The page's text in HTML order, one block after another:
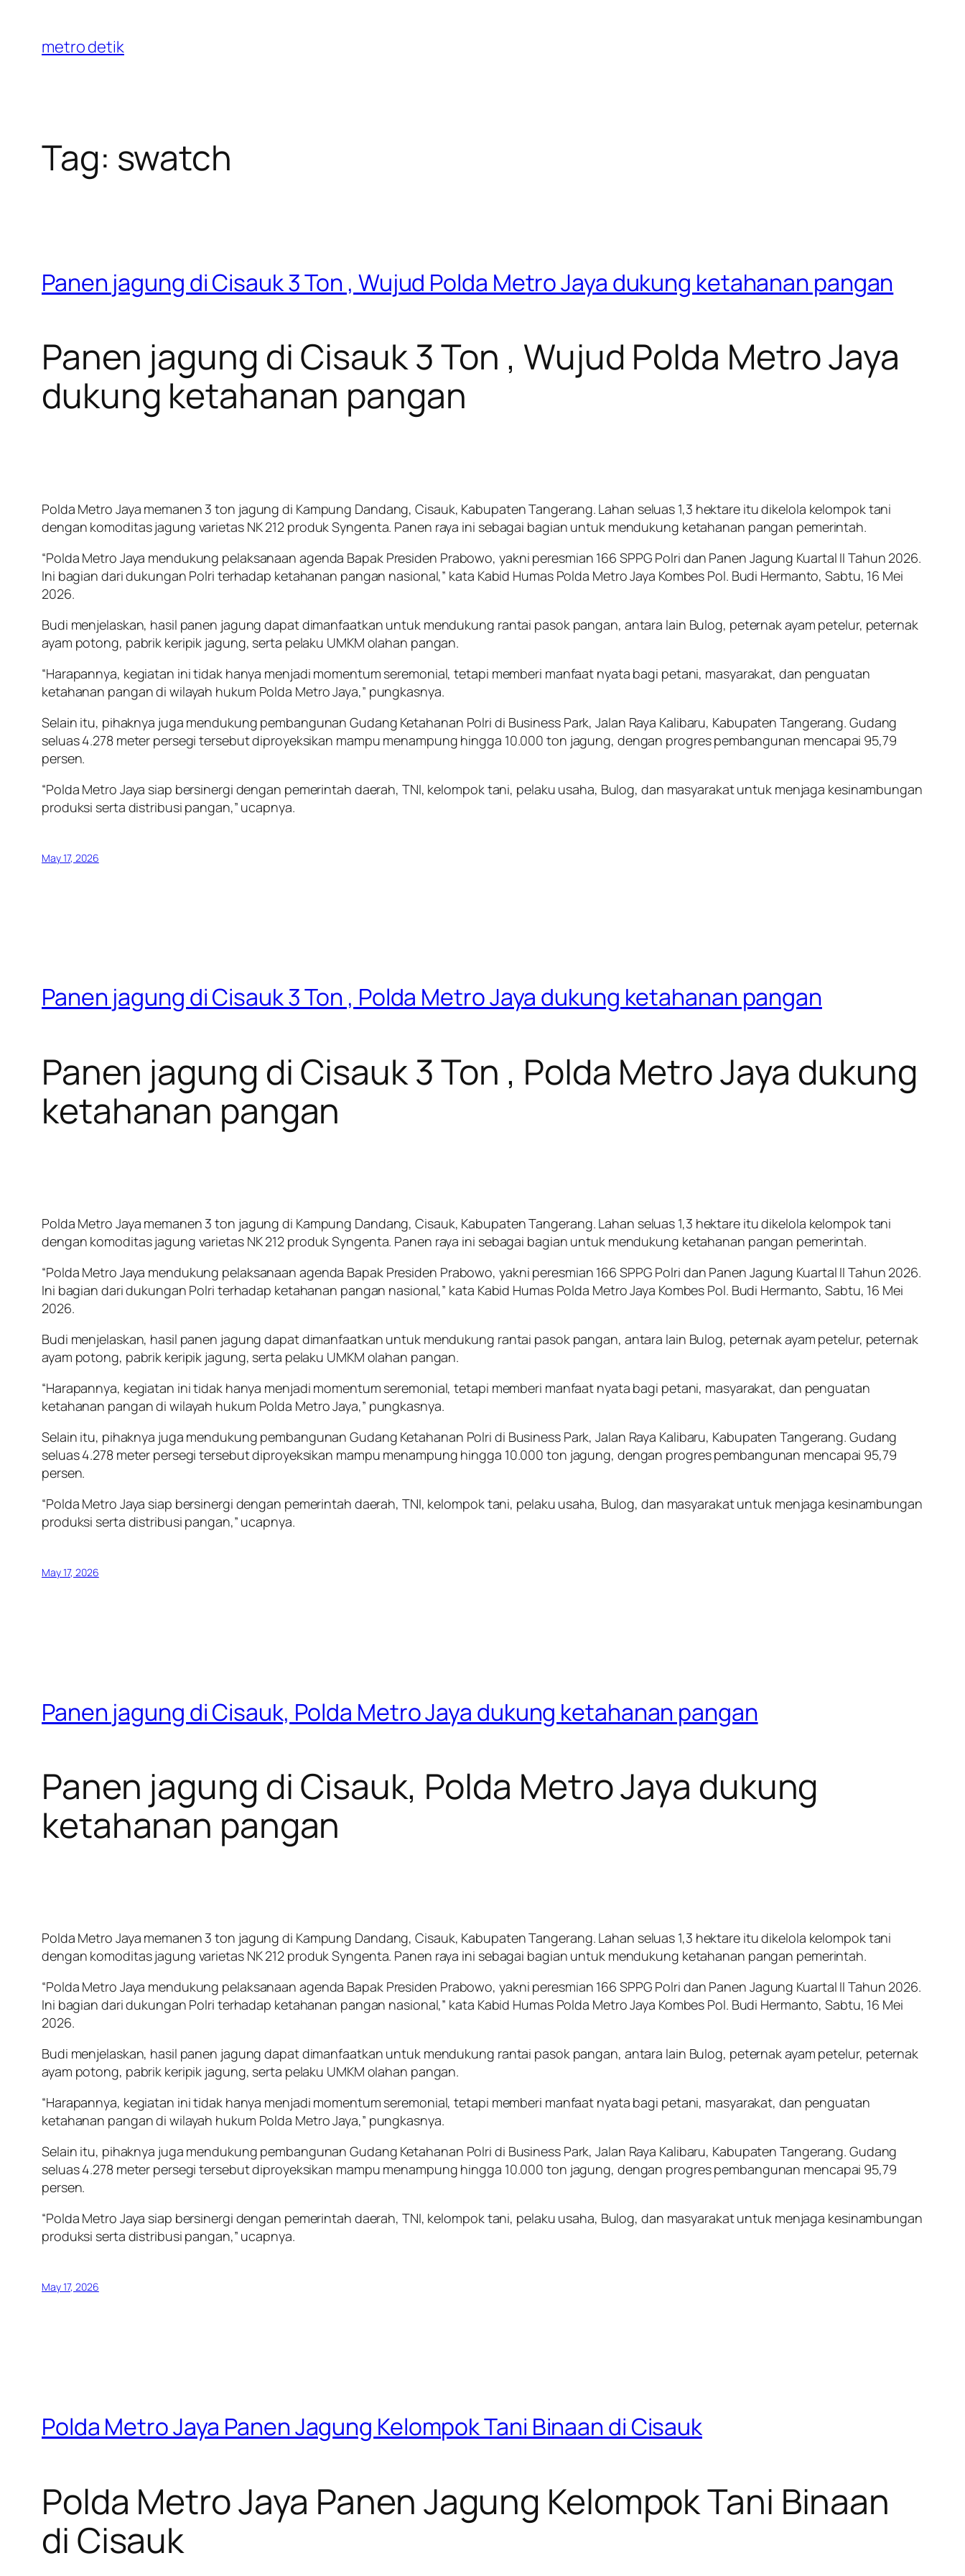
content
metro detik
Tag: swatch
Panen jagung di Cisauk 3 Ton , Wujud Polda Metro Jaya dukung ketahanan pangan
Panen jagung di Cisauk 3 Ton , Wujud Polda Metro Jaya
dukung ketahanan pangan
Polda Metro Jaya memanen 3 ton jagung di Kampung Dandang, Cisauk, Kabupaten Tangerang. Lahan seluas 1,3 hektare itu dikelola kelompok tani
dengan komoditas jagung varietas NK 212 produk Syngenta. Panen raya ini sebagai bagian untuk mendukung ketahanan pangan pemerintah.
“Polda Metro Jaya mendukung pelaksanaan agenda Bapak Presiden Prabowo, yakni peresmian 166 SPPG Polri dan Panen Jagung Kuartal II Tahun 2026.
Ini bagian dari dukungan Polri terhadap ketahanan pangan nasional,” kata Kabid Humas Polda Metro Jaya Kombes Pol. Budi Hermanto, Sabtu, 16 Mei
2026.
Budi menjelaskan, hasil panen jagung dapat dimanfaatkan untuk mendukung rantai pasok pangan, antara lain Bulog, peternak ayam petelur, peternak
ayam potong, pabrik keripik jagung, serta pelaku UMKM olahan pangan.
“Harapannya, kegiatan ini tidak hanya menjadi momentum seremonial, tetapi memberi manfaat nyata bagi petani, masyarakat, dan penguatan
ketahanan pangan di wilayah hukum Polda Metro Jaya,” pungkasnya.
Selain itu, pihaknya juga mendukung pembangunan Gudang Ketahanan Polri di Business Park, Jalan Raya Kalibaru, Kabupaten Tangerang. Gudang
seluas 4.278 meter persegi tersebut diproyeksikan mampu menampung hingga 10.000 ton jagung, dengan progres pembangunan mencapai 95,79
persen.
“Polda Metro Jaya siap bersinergi dengan pemerintah daerah, TNI, kelompok tani, pelaku usaha, Bulog, dan masyarakat untuk menjaga kesinambungan
produksi serta distribusi pangan,” ucapnya.
May 17, 2026
Panen jagung di Cisauk 3 Ton , Polda Metro Jaya dukung ketahanan pangan
Panen jagung di Cisauk 3 Ton , Polda Metro Jaya dukung
ketahanan pangan
Polda Metro Jaya memanen 3 ton jagung di Kampung Dandang, Cisauk, Kabupaten Tangerang. Lahan seluas 1,3 hektare itu dikelola kelompok tani
dengan komoditas jagung varietas NK 212 produk Syngenta. Panen raya ini sebagai bagian untuk mendukung ketahanan pangan pemerintah.
“Polda Metro Jaya mendukung pelaksanaan agenda Bapak Presiden Prabowo, yakni peresmian 166 SPPG Polri dan Panen Jagung Kuartal II Tahun 2026.
Ini bagian dari dukungan Polri terhadap ketahanan pangan nasional,” kata Kabid Humas Polda Metro Jaya Kombes Pol. Budi Hermanto, Sabtu, 16 Mei
2026.
Budi menjelaskan, hasil panen jagung dapat dimanfaatkan untuk mendukung rantai pasok pangan, antara lain Bulog, peternak ayam petelur, peternak
ayam potong, pabrik keripik jagung, serta pelaku UMKM olahan pangan.
“Harapannya, kegiatan ini tidak hanya menjadi momentum seremonial, tetapi memberi manfaat nyata bagi petani, masyarakat, dan penguatan
ketahanan pangan di wilayah hukum Polda Metro Jaya,” pungkasnya.
Selain itu, pihaknya juga mendukung pembangunan Gudang Ketahanan Polri di Business Park, Jalan Raya Kalibaru, Kabupaten Tangerang. Gudang
seluas 4.278 meter persegi tersebut diproyeksikan mampu menampung hingga 10.000 ton jagung, dengan progres pembangunan mencapai 95,79
persen.
“Polda Metro Jaya siap bersinergi dengan pemerintah daerah, TNI, kelompok tani, pelaku usaha, Bulog, dan masyarakat untuk menjaga kesinambungan
produksi serta distribusi pangan,” ucapnya.
May 17, 2026
Panen jagung di Cisauk, Polda Metro Jaya dukung ketahanan pangan
Panen jagung di Cisauk, Polda Metro Jaya dukung
ketahanan pangan
Polda Metro Jaya memanen 3 ton jagung di Kampung Dandang, Cisauk, Kabupaten Tangerang. Lahan seluas 1,3 hektare itu dikelola kelompok tani
dengan komoditas jagung varietas NK 212 produk Syngenta. Panen raya ini sebagai bagian untuk mendukung ketahanan pangan pemerintah.
“Polda Metro Jaya mendukung pelaksanaan agenda Bapak Presiden Prabowo, yakni peresmian 166 SPPG Polri dan Panen Jagung Kuartal II Tahun 2026.
Ini bagian dari dukungan Polri terhadap ketahanan pangan nasional,” kata Kabid Humas Polda Metro Jaya Kombes Pol. Budi Hermanto, Sabtu, 16 Mei
2026.
Budi menjelaskan, hasil panen jagung dapat dimanfaatkan untuk mendukung rantai pasok pangan, antara lain Bulog, peternak ayam petelur, peternak
ayam potong, pabrik keripik jagung, serta pelaku UMKM olahan pangan.
“Harapannya, kegiatan ini tidak hanya menjadi momentum seremonial, tetapi memberi manfaat nyata bagi petani, masyarakat, dan penguatan
ketahanan pangan di wilayah hukum Polda Metro Jaya,” pungkasnya.
Selain itu, pihaknya juga mendukung pembangunan Gudang Ketahanan Polri di Business Park, Jalan Raya Kalibaru, Kabupaten Tangerang. Gudang
seluas 4.278 meter persegi tersebut diproyeksikan mampu menampung hingga 10.000 ton jagung, dengan progres pembangunan mencapai 95,79
persen.
“Polda Metro Jaya siap bersinergi dengan pemerintah daerah, TNI, kelompok tani, pelaku usaha, Bulog, dan masyarakat untuk menjaga kesinambungan
produksi serta distribusi pangan,” ucapnya.
May 17, 2026
Polda Metro Jaya Panen Jagung Kelompok Tani Binaan di Cisauk
Polda Metro Jaya Panen Jagung Kelompok Tani Binaan
di Cisauk